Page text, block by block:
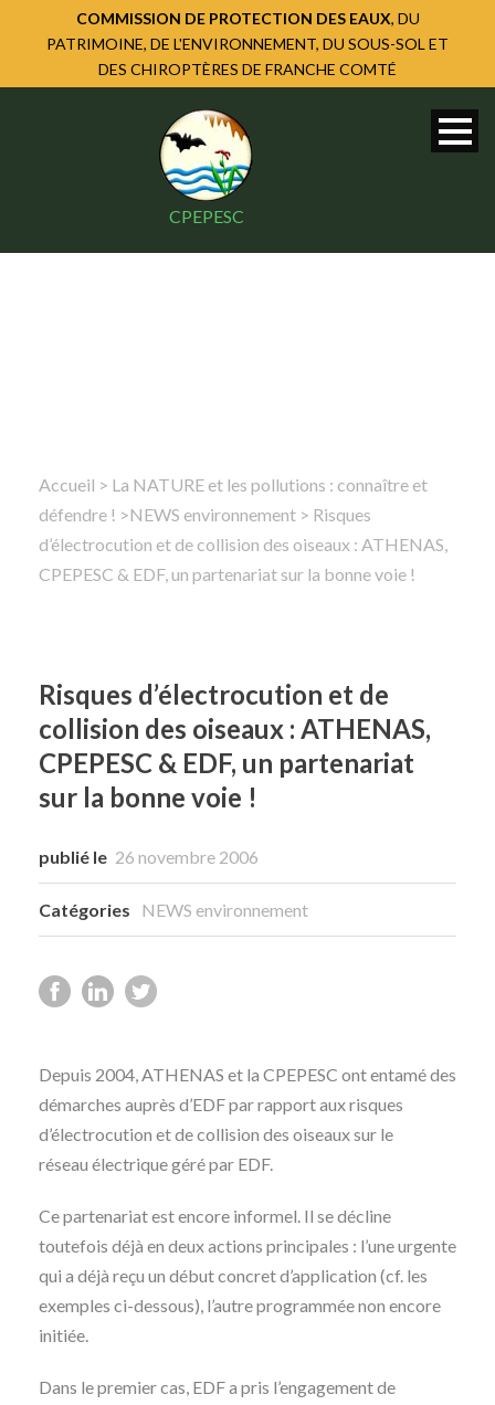
COMMISSION DE PROTECTION DES EAUX, DU
PATRIMOINE, DE L'ENVIRONNEMENT, DU SOUS-SOL ET
DES CHIROPTÈRES DE FRANCHE COMTÉ
CPEPESC
Rechercher
Accueil > La NATURE et les pollutions : connaître et
défendre ! >NEWS environnement > Risques
d’électrocution et de collision des oiseaux : ATHENAS,
CPEPESC & EDF, un partenariat sur la bonne voie !
Risques d’électrocution et de
collision des oiseaux : ATHENAS,
CPEPESC & EDF, un partenariat
sur la bonne voie !
publié le 26 novembre 2006
Catégories NEWS environnement
Depuis 2004, ATHENAS et la CPEPESC ont entamé des
démarches auprès d’EDF par rapport aux risques
d’électrocution et de collision des oiseaux sur le
réseau électrique géré par EDF.
Ce partenariat est encore informel. Il se décline
toutefois déjà en deux actions principales : l’une urgente
qui a déjà reçu un début concret d’application (cf. les
exemples ci-dessous), l’autre programmée non encore
initiée.
Dans le premier cas, EDF a pris l’engagement de